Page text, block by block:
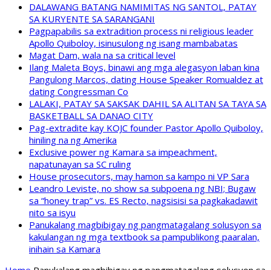
DALAWANG BATANG NAMIMITAS NG SANTOL, PATAY
SA KURYENTE SA SARANGANI
Pagpapabilis sa extradition process ni religious leader
Apollo Quiboloy, isinusulong ng isang mambabatas
Magat Dam, wala na sa critical level
Ilang Maleta Boys, binawi ang mga alegasyon laban kina
Pangulong Marcos, dating House Speaker Romualdez at
dating Congressman Co
LALAKI, PATAY SA SAKSAK DAHIL SA ALITAN SA TAYA SA
BASKETBALL SA DANAO CITY
Pag-extradite kay KOJC founder Pastor Apollo Quiboloy,
hiniling na ng Amerika
Exclusive power ng Kamara sa impeachment,
napatunayan sa SC ruling
House prosecutors, may hamon sa kampo ni VP Sara
Leandro Leviste, no show sa subpoena ng NBI; Bugaw
sa “honey trap” vs. ES Recto, nagsisisi sa pagkakadawit
nito sa isyu
Panukalang magbibigay ng pangmatagalang solusyon sa
kakulangan ng mga textbook sa pampublikong paaralan,
inihain sa Kamara